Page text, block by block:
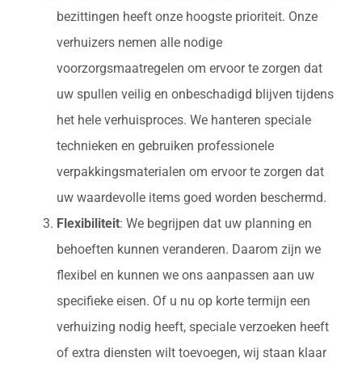
bezittingen heeft onze hoogste prioriteit. Onze
verhuizers nemen alle nodige
voorzorgsmaatregelen om ervoor te zorgen dat
uw spullen veilig en onbeschadigd blijven tijdens
het hele verhuisproces. We hanteren speciale
technieken en gebruiken professionele
verpakkingsmaterialen om ervoor te zorgen dat
uw waardevolle items goed worden beschermd.
Flexibiliteit: We begrijpen dat uw planning en
behoeften kunnen veranderen. Daarom zijn we
flexibel en kunnen we ons aanpassen aan uw
specifieke eisen. Of u nu op korte termijn een
verhuizing nodig heeft, speciale verzoeken heeft
of extra diensten wilt toevoegen, wij staan klaar